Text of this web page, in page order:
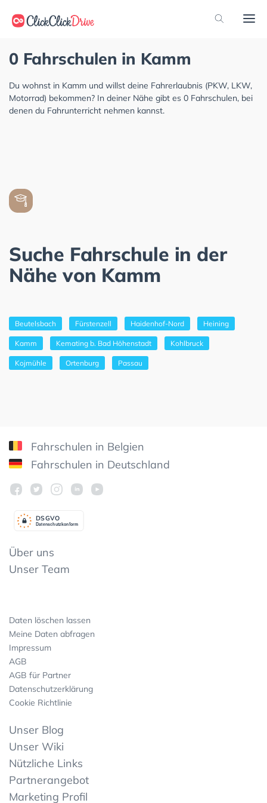
0 Fahrschulen in Kamm
Du wohnst in Kamm und willst deine Fahrerlaubnis (PKW, LKW,
Motorrad) bekommen? In deiner Nähe gibt es 0 Fahrschulen, bei
denen du Fahrunterricht nehmen kannst.
Suche Fahrschule in der
Nähe von Kamm
Beutelsbach Fürstenzell Haidenhof-Nord Heining
Kamm Kemating b. Bad Höhenstadt Kohlbruck
Kojmühle Ortenburg Passau
Fahrschulen in Belgien
Fahrschulen in Deutschland
Datenschutzkonform
DSGVO
Über uns
Unser Team
Daten löschen lassen
Meine Daten abfragen
Impressum
AGB
AGB für Partner
Datenschutzerklärung
Cookie Richtlinie
Unser Blog
Unser Wiki
Nützliche Links
Partnerangebot
Marketing Profil